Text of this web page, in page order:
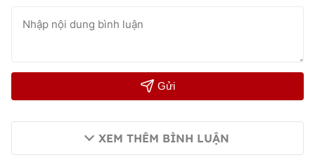
Gửi
XEM THÊM BÌNH LUẬN